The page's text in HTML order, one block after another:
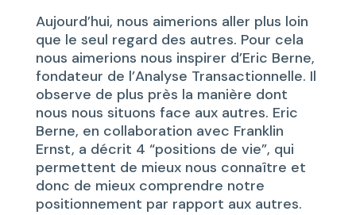
Aujourd’hui, nous aimerions aller plus loin
que le seul regard des autres. Pour cela
nous aimerions nous inspirer d’Eric Berne,
fondateur de l’Analyse Transactionnelle. Il
observe de plus près la manière dont
nous nous situons face aux autres. Eric
Berne, en collaboration avec Franklin
Ernst, a décrit 4 “positions de vie”, qui
permettent de mieux nous connaître et
donc de mieux comprendre notre
positionnement par rapport aux autres.